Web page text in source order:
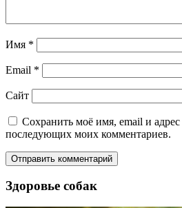
Имя *
Email *
Сайт
Сохранить моё имя, email и адрес
последующих моих комментариев.
Здоровье собак